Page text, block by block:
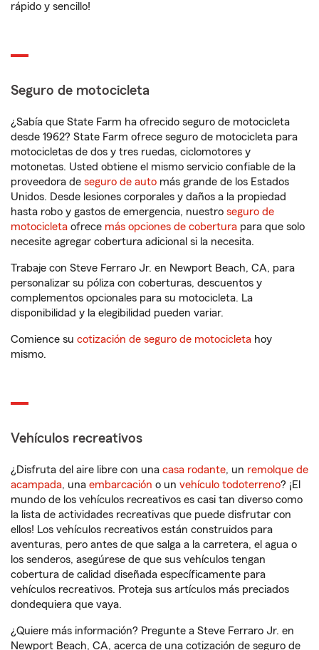
rápido y sencillo!
Seguro de motocicleta
¿Sabía que State Farm ha ofrecido seguro de motocicleta
desde 1962? State Farm ofrece seguro de motocicleta para
motocicletas de dos y tres ruedas, ciclomotores y
motonetas. Usted obtiene el mismo servicio confiable de la
proveedora de seguro de auto más grande de los Estados
Unidos. Desde lesiones corporales y daños a la propiedad
hasta robo y gastos de emergencia, nuestro seguro de
motocicleta ofrece más opciones de cobertura para que solo
necesite agregar cobertura adicional si la necesita.
Trabaje con Steve Ferraro Jr. en Newport Beach, CA, para
personalizar su póliza con coberturas, descuentos y
complementos opcionales para su motocicleta. La
disponibilidad y la elegibilidad pueden variar.
Comience su cotización de seguro de motocicleta hoy
mismo.
Vehículos recreativos
¿Disfruta del aire libre con una casa rodante, un remolque de
acampada, una embarcación o un vehículo todoterreno? ¡El
mundo de los vehículos recreativos es casi tan diverso como
la lista de actividades recreativas que puede disfrutar con
ellos! Los vehículos recreativos están construidos para
aventuras, pero antes de que salga a la carretera, el agua o
los senderos, asegúrese de que sus vehículos tengan
cobertura de calidad diseñada específicamente para
vehículos recreativos. Proteja sus artículos más preciados
dondequiera que vaya.
¿Quiere más información? Pregunte a Steve Ferraro Jr. en
Newport Beach, CA, acerca de una cotización de seguro de